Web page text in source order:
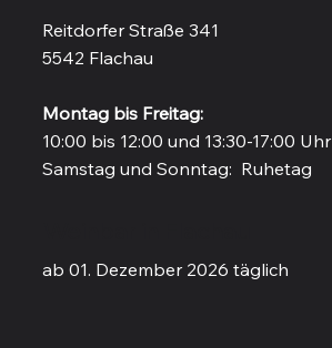
Reitdorfer Straße 341
5542 Flachau
Montag bis Freitag:
10:00 bis 12:00 und 13:30-17:00 Uhr
Samstag und Sonntag: Ruhetag
ab 01. Dezember 2026 täglich